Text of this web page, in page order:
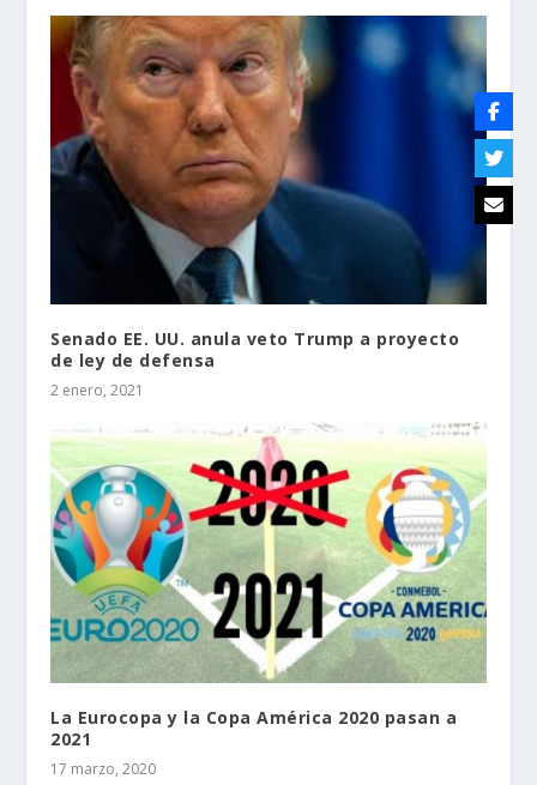
Senado EE. UU. anula veto Trump a proyecto
de ley de defensa
2 enero, 2021
La Eurocopa y la Copa América 2020 pasan a
2021
17 marzo, 2020